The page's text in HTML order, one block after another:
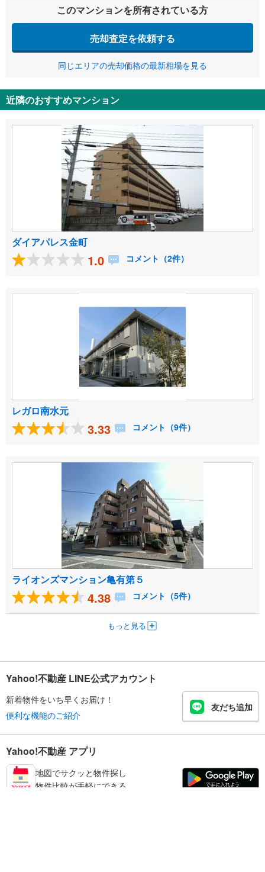
このマンションを所有されている方
売却査定を依頼する
同じエリアの売却価格の最新相場を見る
近隣のおすすめマンション
ダイアパレス金町
1.0 コメント（2件）
レガロ南水元
3.33 コメント（9件）
ライオンズマンション亀有第５
4.38 コメント（5件）
もっと見る
Yahoo!不動産 LINE公式アカウント
新着物件をいち早くお届け！
便利な機能のご紹介
友だち追加
Yahoo!不動産 アプリ
地図でサクッと物件探し
物件比較が手軽にできる